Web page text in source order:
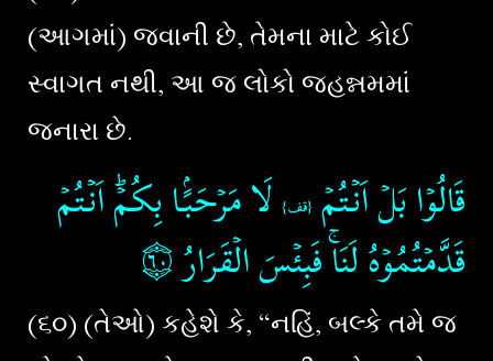
(આગમાં) જવાની છે, તેમના માટે કોઈ
સ્વાગત નથી, આ જ લોકો જહન્નમમાં
જનારા છે.
قَالُوۡا بَلۡ اَنۡتُمۡ {قف} لَا مَرۡحَبًۢـا بِكُمۡ​ؕ اَنۡتُمۡ
قَدَّمۡتُمُوۡهُ لَنَا​ۚ فَبِئۡسَ الۡقَرَارُ‏۝٦٠
(૬૦) (તેઓ) કહેશે કે, “નહિં, બલ્કે તમે જ